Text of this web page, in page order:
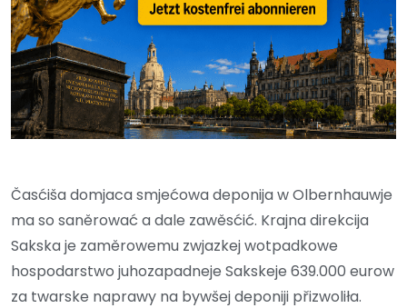
Časćiša domjaca smjećowa deponija w Olbernhauwje
ma so saněrować a dale zawěsćić. Krajna direkcija
Sakska je zaměrowemu zwjazkej wotpadkowe
hospodarstwo juhozapadneje Sakskeje 639.000 eurow
za twarske naprawy na bywšej deponiji přizwoliła.